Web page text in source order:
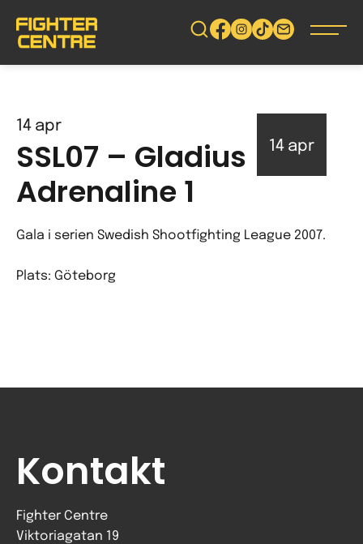
vidare
14 apr
14 apr
SSL07 – Gladius
Adrenaline 1
Gala i serien Swedish Shootfighting League 2007.
Plats: Göteborg
Kontakt
Fighter Centre
Viktoriagatan 19